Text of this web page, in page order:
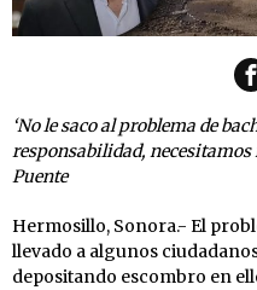
‘No le saco al problema de
responsabilidad, necesitamos
Puente
Hermosillo, Sonora.- El
llevado a algunos
depositando escombro en